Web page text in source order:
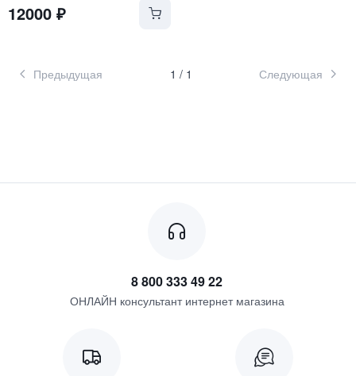
12000 ₽
Предыдущая 1 / 1 Следующая
8 800 333 49 22
ОНЛАЙН консультант интернет магазина